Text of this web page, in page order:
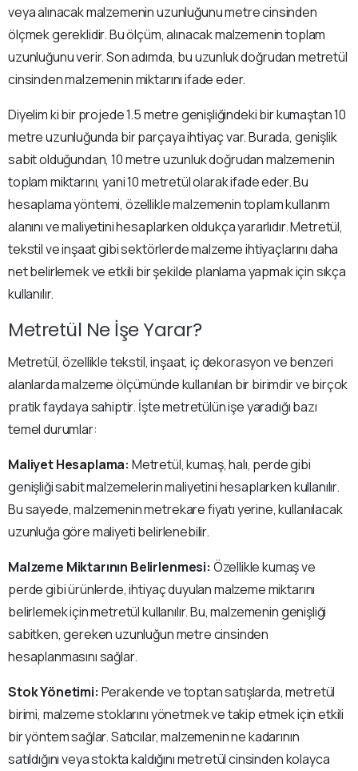
veya alınacak malzemenin uzunluğunu metre cinsinden
ölçmek gereklidir. Bu ölçüm, alınacak malzemenin toplam
uzunluğunu verir. Son adımda, bu uzunluk doğrudan metretül
cinsinden malzemenin miktarını ifade eder.
Diyelim ki bir projede 1.5 metre genişliğindeki bir kumaştan 10
metre uzunluğunda bir parçaya ihtiyaç var. Burada, genişlik
sabit olduğundan, 10 metre uzunluk doğrudan malzemenin
toplam miktarını, yani 10 metretül olarak ifade eder. Bu
hesaplama yöntemi, özellikle malzemenin toplam kullanım
alanını ve maliyetini hesaplarken oldukça yararlıdır. Metretül,
tekstil ve inşaat gibi sektörlerde malzeme ihtiyaçlarını daha
net belirlemek ve etkili bir şekilde planlama yapmak için sıkça
kullanılır.
Metretül Ne İşe Yarar?
Metretül, özellikle tekstil, inşaat, iç dekorasyon ve benzeri
alanlarda malzeme ölçümünde kullanılan bir birimdir ve birçok
pratik faydaya sahiptir. İşte metretülün işe yaradığı bazı
temel durumlar:
Maliyet Hesaplama: Metretül, kumaş, halı, perde gibi
genişliği sabit malzemelerin maliyetini hesaplarken kullanılır.
Bu sayede, malzemenin metrekare fiyatı yerine, kullanılacak
uzunluğa göre maliyeti belirlenebilir.
Malzeme Miktarının Belirlenmesi: Özellikle kumaş ve
perde gibi ürünlerde, ihtiyaç duyulan malzeme miktarını
belirlemek için metretül kullanılır. Bu, malzemenin genişliği
sabitken, gereken uzunluğun metre cinsinden
hesaplanmasını sağlar.
Stok Yönetimi: Perakende ve toptan satışlarda, metretül
birimi, malzeme stoklarını yönetmek ve takip etmek için etkili
bir yöntem sağlar. Satıcılar, malzemenin ne kadarının
satıldığını veya stokta kaldığını metretül cinsinden kolayca